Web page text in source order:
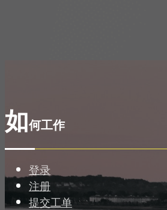
如何工作
登录
注册
提交工单